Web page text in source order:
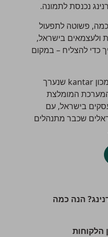
נכנסת לתמונה.
פשוטה לתפעול
ולעצמאים בישראל,
להצליח – במקום
לא במקרה, לפי מחקר של מכון kantar שנערך
היא המערכת המומלצת
בישראל, עם
ישראלים שכבר מתנהלים
הנה כמה